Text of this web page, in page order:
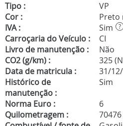
Tipo :
VP
Cor :
Preto
IVA :
Sim ?
Carroçaria do Veículo :
CI
Livro de manutenção :
Não
CO2 (g/km) :
325
Data de matricula :
31/
Histórico de
manutenção :
Sim
Norma Euro :
6
Quilometragem :
70476